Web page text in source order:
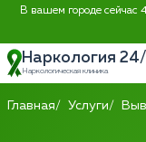
В вашем городе сейчас
Наркология
Наркологическая клиника
Главная Услуги